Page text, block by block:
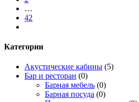
…
42
Категории
Акустические кабины (5)
Бар и ресторан (0)
Барная мебель (0)
Барная посуда (0)